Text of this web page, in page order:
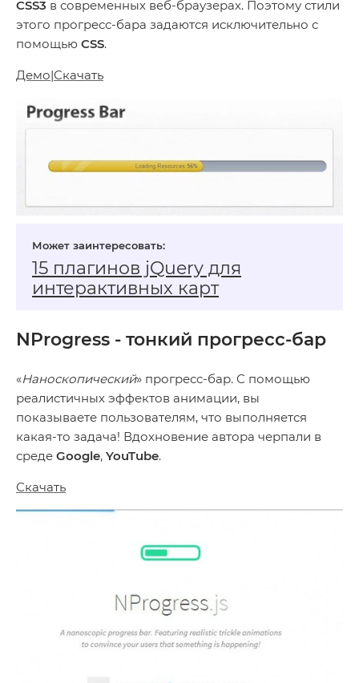
CSS3 в современных веб-браузерах. Поэтому стили
этого прогресс-бара задаются исключительно с
помощью CSS.
Демо|Скачать
15 плагинов jQuery для
интерактивных карт
NProgress - тонкий прогресс-бар
«Наноскопический» прогресс-бар. С помощью
реалистичных эффектов анимации, вы
показываете пользователям, что выполняется
какая-то задача! Вдохновение автора черпали в
среде Google, YouTube.
Скачать